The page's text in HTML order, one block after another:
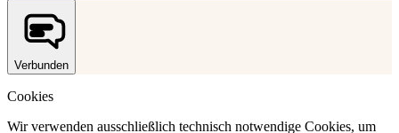
Verbunden
Cookies
Wir verwenden ausschließlich technisch notwendige Cookies, um